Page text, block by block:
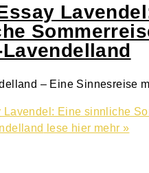
– Eine Sinnesreise
Lavendel: Eine sinnliche
lese hier mehr »